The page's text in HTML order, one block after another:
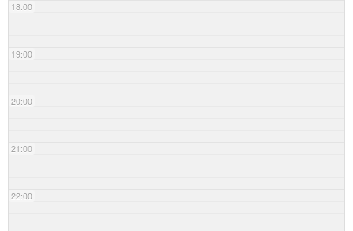
18:00
19:00
20:00
21:00
22:00